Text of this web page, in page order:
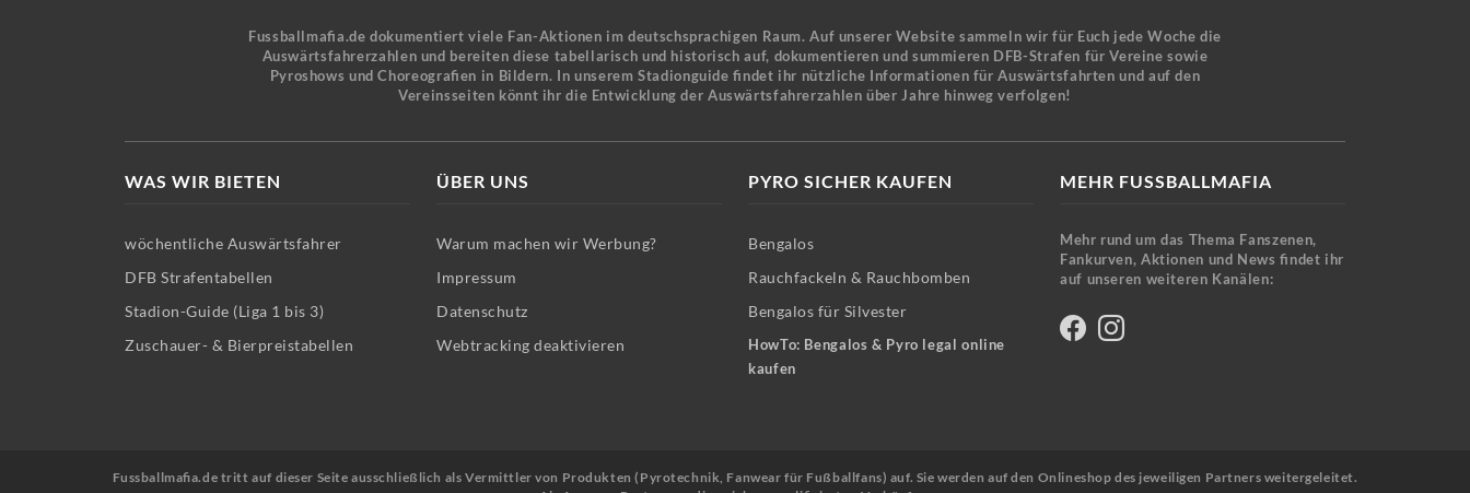
Fussballmafia.de dokumentiert viele Fan-Aktionen im deutschsprachigen Raum. Auf unserer Website sammeln wir für Euch jede Woche die
Auswärtsfahrerzahlen und bereiten diese tabellarisch und historisch auf, dokumentieren und summieren DFB-Strafen für Vereine sowie
Pyroshows und Choreografien in Bildern. In unserem Stadionguide findet ihr nützliche Informationen für Auswärtsfahrten und auf den
Vereinsseiten könnt ihr die Entwicklung der Auswärtsfahrerzahlen über Jahre hinweg verfolgen!
WAS WIR BIETEN
wöchentliche Auswärtsfahrer
DFB Strafentabellen
Stadion-Guide (Liga 1 bis 3)
Zuschauer- & Bierpreistabellen
ÜBER UNS
Warum machen wir Werbung?
Impressum
Datenschutz
Webtracking deaktivieren
PYRO SICHER KAUFEN
Bengalos
Rauchfackeln & Rauchbomben
Bengalos für Silvester
HowTo: Bengalos & Pyro legal online
kaufen
MEHR FUSSBALLMAFIA
Mehr rund um das Thema Fanszenen,
Fankurven, Aktionen und News findet ihr
auf unseren weiteren Kanälen:
Fussballmafia.de tritt auf dieser Seite ausschließlich als Vermittler von Produkten (Pyrotechnik, Fanwear für Fußballfans) auf. Sie werden auf den Onlineshop des jeweiligen Partners weitergeleitet.